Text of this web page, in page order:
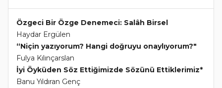
Özgeci Bir Özge Denemeci: Salâh Birsel
Haydar Ergülen
“Niçin yazıyorum? Hangi doğruyu onaylıyorum?"
Fulya Kılınçarslan
İyi Öyküden Söz Ettiğimizde Sözünü Ettiklerimiz*
Banu Yıldıran Genç